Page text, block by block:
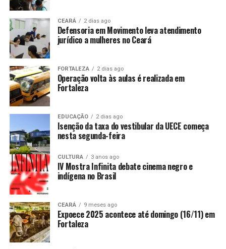
CEARÁ 2 dias ago
Defensoria em Movimento leva atendimento
jurídico a mulheres no Ceará
FORTALEZA 2 dias ago
Operação volta às aulas é realizada em
Fortaleza
EDUCAÇÃO 2 dias ago
Isenção da taxa do vestibular da UECE começa
nesta segunda-feira
CULTURA 3 anos ago
IV Mostra Infinita debate cinema negro e
indígena no Brasil
CEARÁ 9 meses ago
Expoece 2025 acontece até domingo (16/11) em
Fortaleza